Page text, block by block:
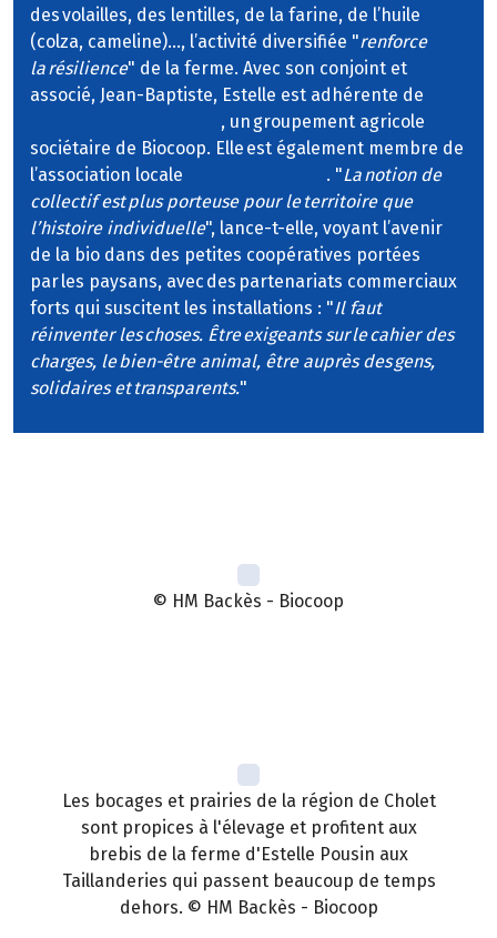
des volailles, des lentilles, de la farine, de l’huile
(colza, cameline)…, l’activité diversifiée "renforce
la résilience" de la ferme. Avec son conjoint et
associé, Jean-Baptiste, Estelle est adhérente de
, un groupement agricole
sociétaire de Biocoop. Elle est également membre de
l’association locale
. "La notion de
collectif est plus porteuse pour le territoire que
l’histoire individuelle", lance-t-elle, voyant l’avenir
de la bio dans des petites coopératives portées
par les paysans, avec des partenariats commerciaux
forts qui suscitent les installations : "Il faut
réinventer les choses. Être exigeants sur le cahier des
charges, le bien-être animal, être auprès des gens,
solidaires et transparents."
© HM Backès - Biocoop
Les bocages et prairies de la région de Cholet
sont propices à l'élevage et profitent aux
brebis de la ferme d'Estelle Pousin aux
Taillanderies qui passent beaucoup de temps
dehors. © HM Backès - Biocoop